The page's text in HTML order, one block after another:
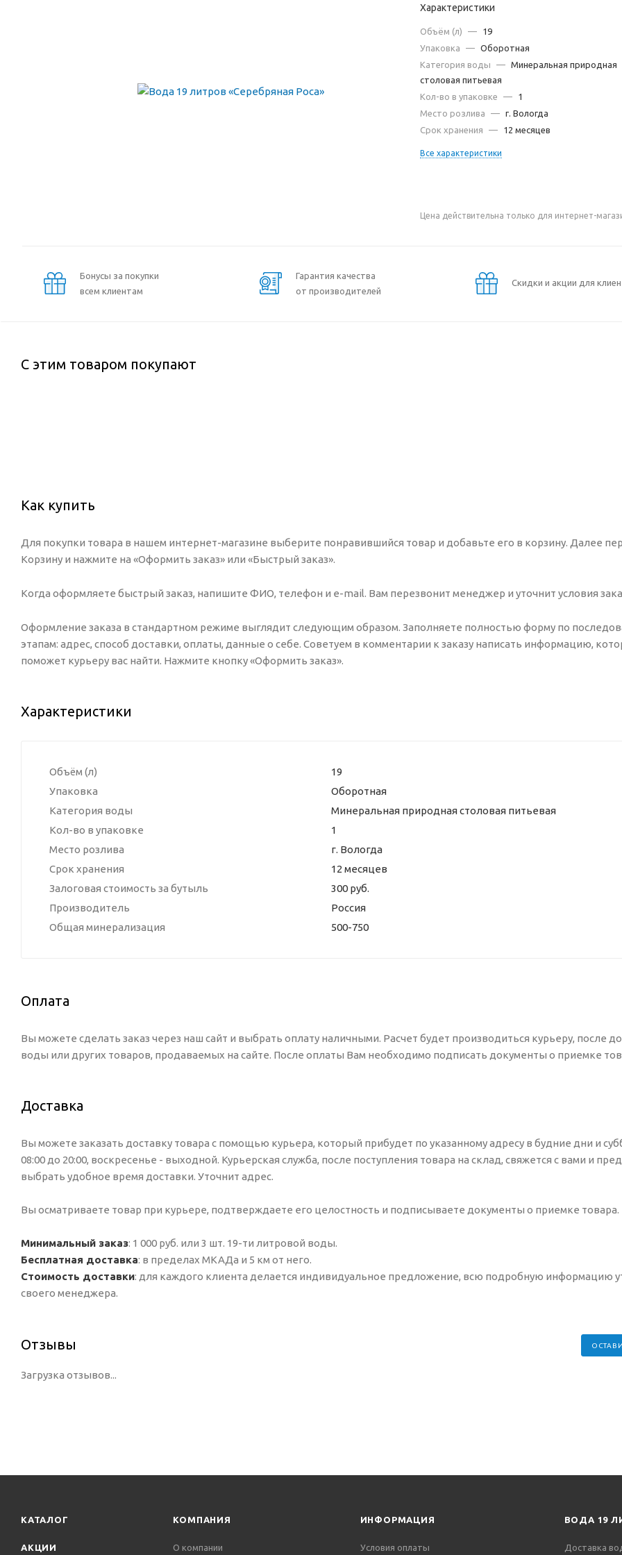
Характеристики
Объём (л) —
19
Упаковка
— Оборотная
Категория воды
— Минеральная природная
столовая питьевая
Кол-во в упаковке
—
1
Место розлива
— г. Вологда
Срок хранения
— 12 месяцев
Все характеристики
Цена действительна только для интернет-
Бонусы за покупки
всем клиентам
Гарантия качества
от производителей
Скидки и акции для
С этим товаром покупают
Как купить
Для покупки товара в нашем интернет-магазине выберите понравившийся товар и добавьте его в корзину. Далее
Корзину и нажмите на «Оформить заказ» или «Быстрый заказ».
Когда оформляете быстрый заказ, напишите ФИО, телефон и e-mail. Вам перезвонит менеджер и уточнит условия
Оформление заказа в стандартном режиме выглядит следующим образом. Заполняете полностью форму по
этапам: адрес, способ доставки, оплаты, данные о себе. Советуем в комментарии к заказу написать информацию,
поможет курьеру вас найти. Нажмите кнопку «Оформить заказ».
Характеристики
Объём (л)
19
Упаковка
Оборотная
Категория воды
Минеральная природная столовая питьевая
Кол-во в упаковке
1
Место розлива
г. Вологда
Срок хранения
12 месяцев
Залоговая стоимость за бутыль
300 руб.
Производитель
Россия
Общая минерализация
500-750
Оплата
Вы можете сделать заказ через наш сайт и выбрать оплату наличными. Расчет будет производиться курьеру, после
воды или других товаров, продаваемых на сайте. После оплаты Вам необходимо подписать документы о приемке
Доставка
Вы можете заказать доставку товара с помощью курьера, который прибудет по указанному адресу в будние дни и
08:00 до 20:00, воскресенье - выходной. Курьерская служба, после поступления товара на склад, свяжется с вами и
выбрать удобное время доставки. Уточнит адрес.
Вы осматриваете товар при курьере, подтверждаете его целостность и подписываете документы о приемке товара.
Минимальный заказ: 1 000 руб. или 3 шт. 19-ти литровой воды.
Бесплатная доставка: в пределах МКАДа и 5 км от него.
Стоимость доставки: для каждого клиента делается индивидуальное предложение, всю подробную информацию
своего менеджера.
Отзывы
Загрузка отзывов...
КАТАЛОГ
АКЦИИ
КОМПАНИЯ
О компании
ИНФОРМАЦИЯ
Условия оплаты
ВОДА 19
Доставка